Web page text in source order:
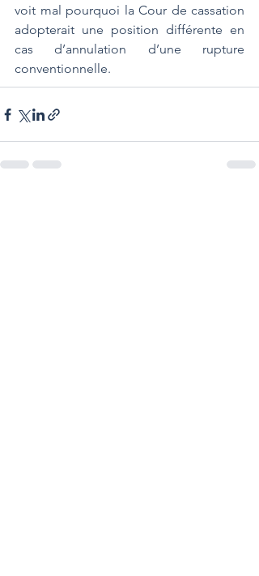
voit mal pourquoi la Cour de cassation
adopterait une position différente en
cas d’annulation d’une rupture
conventionnelle.